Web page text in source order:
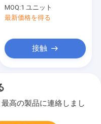
ィーゼル機関バス
MOQ:1 ユニット
最新価格を得る
接触
高の製品に連絡しまし